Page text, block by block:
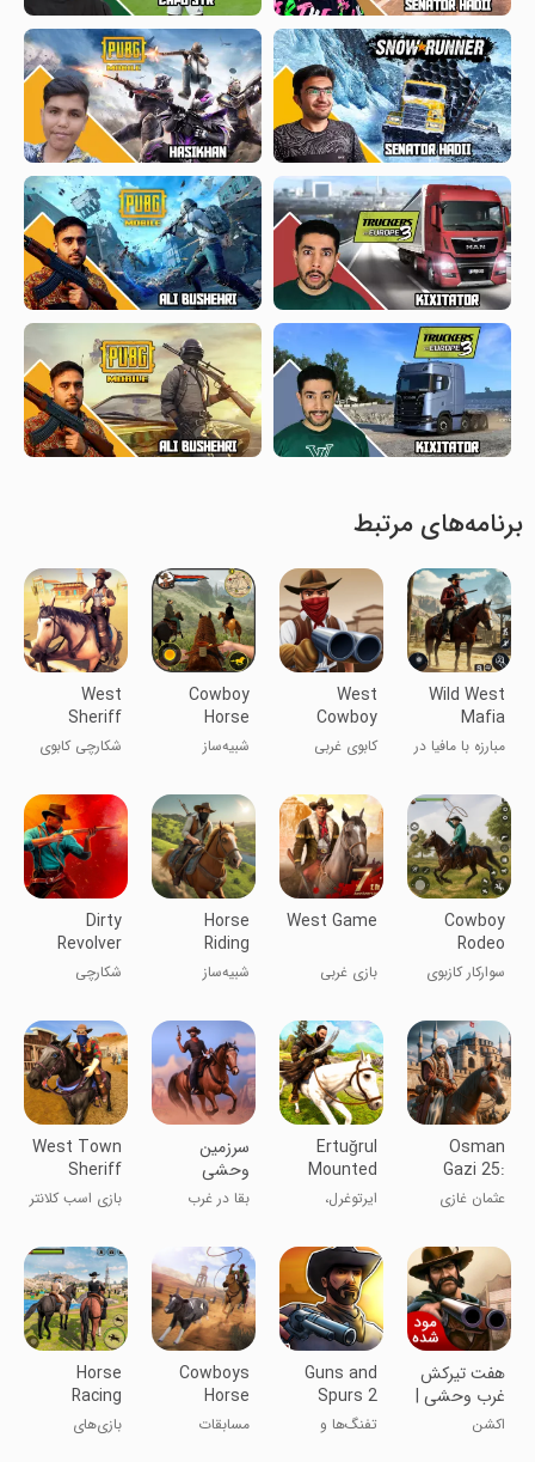
برنامه‌های مرتبط
Wild West
Mafia
Redemption
Gun
مبارزه با مافیا در
West
Cowboy
Western
Polygon
کابوی غربی
Cowboy
Horse
Riding
Simulation :
west
شبیه‌ساز
تفنگ غرب
وحشی
West
Sheriff
Cowboy
Hunting
شکارچی کابوی
Cowboy
Rodeo
Rider- Wild
West
سوارکار کازبوی
West Game
بازی غربی
Horse
Riding
Simulator
Games
شبیه‌ساز
Dirty
Revolver
Cowboy
Shooter
شکارچی
کثیف
Osman
Gazi 25:
Sword
Fighting
عثمان غازی
Ertuğrul
Mounted
Horse
Warrior
ایرتوغرل،
بر اسب
‏‏‏‏‏‏سرزمین
وحشی
بقا در غرب
West Town
Sheriff
Horse
Game
بازی اسب کلانتر
هفت تیرکش
غرب وحشی |
نسخه مود
اکشن
Guns and
Spurs 2
تفنگ‌ها و
Cowboys
Horse
Racing
مسابقات
Horse
Racing
Games:
Horse
بازی‌های